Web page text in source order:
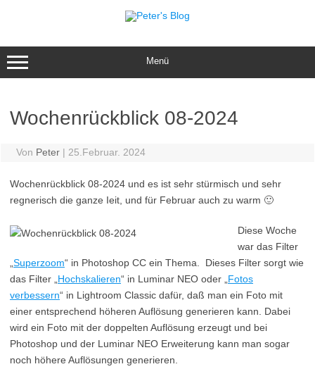
Menü
Wochenrückblick 08-2024
Von Peter | 25.Februar. 2024
Wochenrückblick 08-2024 und es ist sehr stürmisch und sehr
regnerisch die ganze Ieit, und für Februar auch zu warm 🙂
Diese Woche
war das Filter
Superzoom“ in Photoshop CC ein Thema. Dieses Filter sorgt wie
das Filter „ Hochskalieren“ in Luminar NEO oder „ Fotos
verbessern“ in Lightroom Classic dafür, daß man ein Foto mit
einer entsprechend höheren Auflösung generieren kann. Dabei
wird ein Foto mit der doppelten Auflösung erzeugt und bei
Photoshop und der Luminar NEO Erweiterung kann man sogar
noch höhere Auflösungen generieren.